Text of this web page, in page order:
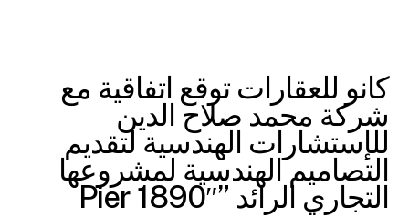
كانو للعقارات توقع اتفاقية مع
شركة محمد صلاح الدين
للإستشارات الهندسية لتقديم
التصاميم الهندسية لمشروعها
التجاري الرائد ”Pier 1890″